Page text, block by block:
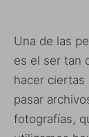
Una de las
es el ser tan
hacer ciertas
pasar
fotografías,